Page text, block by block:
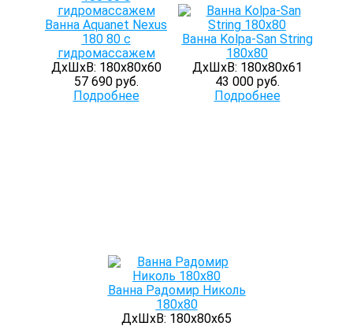
Ванна Aquanet Nexus
180 80 с
гидромассажем
ДхШхВ: 180х80х60
57 690 руб.
Подробнее
Ванна Kolpa-San String
180x80
ДхШхВ: 180х80х61
43 000 руб.
Подробнее
Ванна Радомир Николь
180х80
ДхШхВ: 180х80х65